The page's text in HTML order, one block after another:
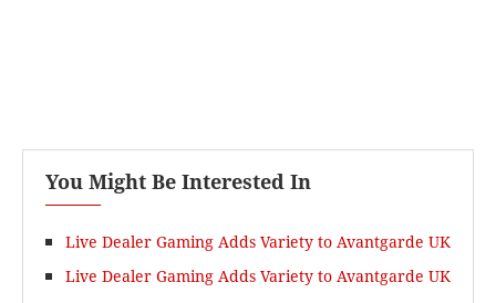
You Might Be Interested In
Live Dealer Gaming Adds Variety to Avantgarde UK
Live Dealer Gaming Adds Variety to Avantgarde UK